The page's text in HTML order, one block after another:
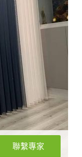
聯繫專家